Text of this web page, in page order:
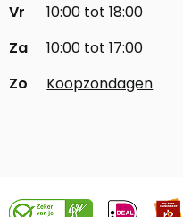
Vr
10:00 tot 18:00
Za
10:00 tot 17:00
Zo
Koopzondagen